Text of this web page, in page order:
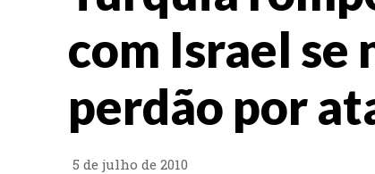
com Israel se
perdão por
5 de julho de 2010